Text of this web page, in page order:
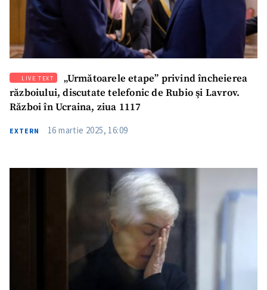
LIVE TEXT
„Următoarele etape” privind încheierea
războiului, discutate telefonic de Rubio şi Lavrov.
Război în Ucraina, ziua 1117
EXTERN 16 martie 2025, 16:09